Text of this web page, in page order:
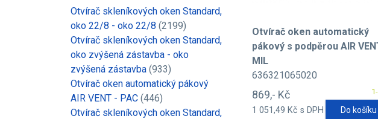
Otvírač skleníkových oken Standard,
oko 22/8 - oko 22/8 (2199)
Otvírač skleníkových oken Standard,
oko zvýšená zástavba - oko
zvýšená zástavba (933)
Otvírač oken automatický pákový
AIR VENT - PAC (446)
Otvírač skleníkových oken Standard,
Otvírač oken automatický
pákový s podpěrou AIR
MIL
636321065020
869,- Kč
1 051,49 Kč s DPH Do košíku